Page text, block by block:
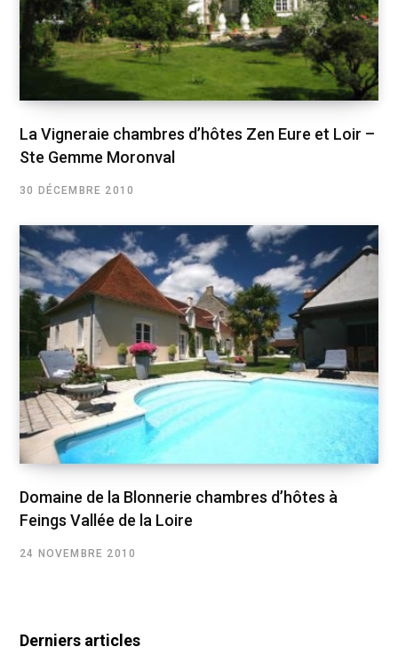
La Vigneraie chambres d’hôtes Zen Eure et Loir –
Ste Gemme Moronval
30 DÉCEMBRE 2010
Domaine de la Blonnerie chambres d’hôtes à
Feings Vallée de la Loire
24 NOVEMBRE 2010
Derniers articles